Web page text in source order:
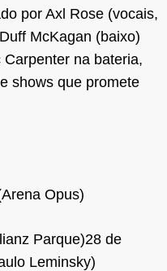
por Axl Rose (vocais,
McKagan (baixo)
na bateria,
shows que promete
Opus)
Parque)28 de
Leminsky)